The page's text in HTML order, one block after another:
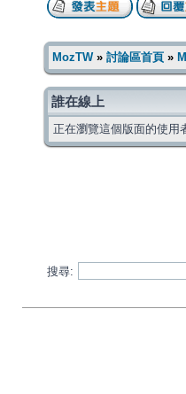
MozTW» 討論區首頁 »
誰在線上
正在瀏覽這個版面的使用
搜尋: